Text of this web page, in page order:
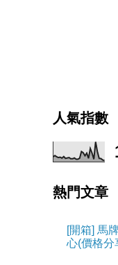
人氣指數
熱門文章
[開箱] 馬
心(價格分